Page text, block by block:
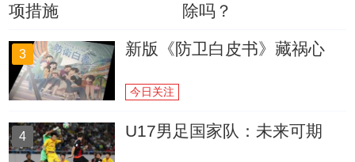
项措施
除吗？
3 新版《防卫白皮书》藏祸心
今日关注
4 U17男足国家队：未来可期